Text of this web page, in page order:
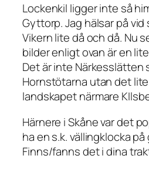
Lockenkil ligger inte så
Gyttorp. Jag hälsar på
Vikern lite då och då. Nu
bilder enligt ovan är en
Det är inte Närkesslätten
Hornstötarna utan det
landskapet närmare
Härnere i Skåne var det
ha en s.k. vällingklocka
Finns/fanns det i dina